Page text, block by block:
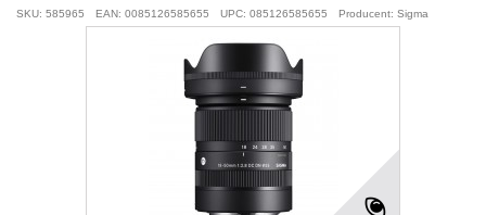
SKU: 585965 EAN: 0085126585655 UPC: 085126585655 Producent: Sigma